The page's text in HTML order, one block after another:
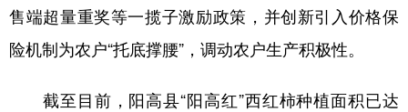
售端超量重奖等一揽子激励政策，并创新引入价格保
险机制为农户“托底撑腰”，调动农户生产积极性。
截至目前，阳高县“阳高红”西红柿种植面积已达